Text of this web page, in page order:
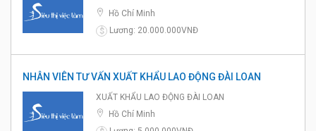
Hồ Chí Minh
$
Lương: 20.000.000VNĐ
NHÂN VIÊN TƯ VẤN XUẤT KHẨU LAO ĐỘNG ĐÀI LOAN
XUẤT KHẨU LAO ĐỘNG ĐÀI LOAN
Hồ Chí Minh